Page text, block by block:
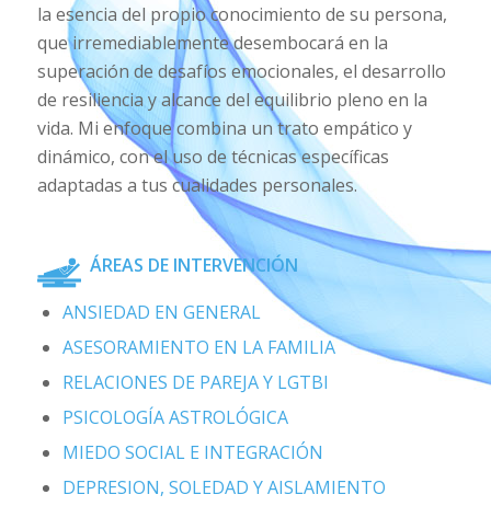
la esencia del propio conocimiento de su persona,
que irremediablemente desembocará en la
superación de desafíos emocionales, el desarrollo
de resiliencia y alcance del equilibrio pleno en la
vida. Mi enfoque combina un trato empático y
dinámico, con el uso de técnicas específicas
adaptadas a tus cualidades personales.
ÁREAS DE INTERVENCIÓN
ANSIEDAD EN GENERAL
ASESORAMIENTO EN LA FAMILIA
RELACIONES DE PAREJA Y LGTBI
PSICOLOGÍA ASTROLÓGICA
MIEDO SOCIAL E INTEGRACIÓN
DEPRESION, SOLEDAD Y AISLAMIENTO